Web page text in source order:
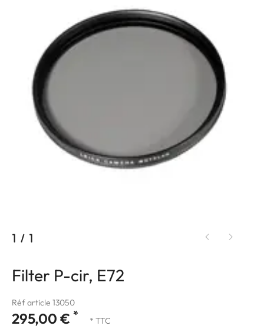
1 / 1
Filter P-cir, E72
Réf article 13050
295,00 € * * TTC